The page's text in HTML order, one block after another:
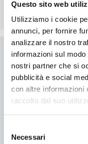
Questo sito web
Utilizziamo i cookie
annunci, per fornire
analizzare il nostro
informazioni sul
nostri partner che si
pubblicità e social
con altre informazioni
raccolto dal suo
delNecessari
Compila
I campi